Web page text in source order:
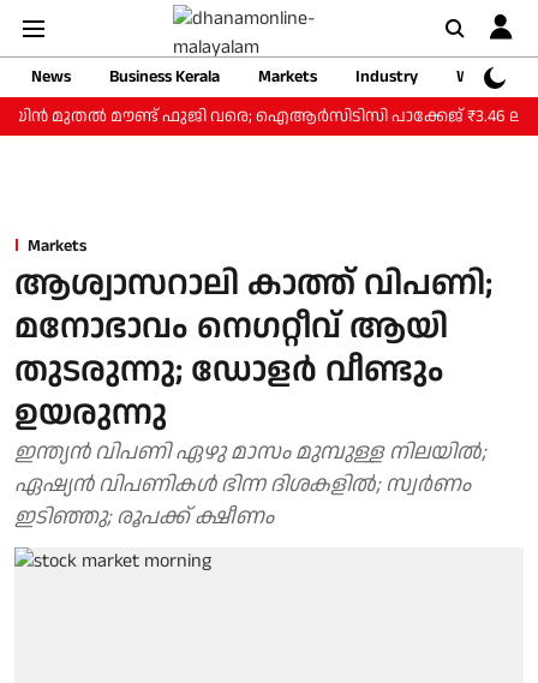
News Business Kerala Markets Industry
Web
മുതല്‍ മൗണ്ട് ഫുജി വരെ; ഐആര്‍സിടിസി പാക്കേജ് ₹3.46 ലക്ഷം
Markets
ആശ്വാസറാലി കാത്ത് വിപണി;
മനോഭാവം നെഗറ്റീവ് ആയി
തുടരുന്നു; ഡോളർ വീണ്ടും
ഉയരുന്നു
ഇന്ത്യൻ വിപണി ഏഴു മാസം മുമ്പുള്ള നിലയിൽ;
ഏഷ്യന്‍ വിപണികള്‍ ഭിന്ന ദിശകളില്‍; സ്വർണം
ഇടിഞ്ഞു; രൂപക്ക് ക്ഷീണം